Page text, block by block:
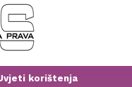
korištenja